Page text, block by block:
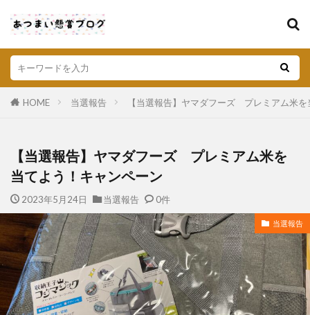
HOME 当選報告 【当選報告】ヤマダフーズ プレミアム米
【当選報告】ヤマダフーズ プレミアム米を
当てよう！キャンペーン
2023年5月24日 当選報告 0件
当選報告